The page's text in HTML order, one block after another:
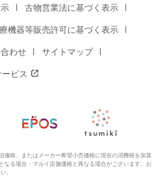
古物営業法に基づく表示
機器等販売許可に基づく表示
わせ サイトマップ
ビス
格、またはメーカー希望小売価格に現在の消費税を加算
なる場合・マルイ店舗価格と異なる場合がございます。お
。